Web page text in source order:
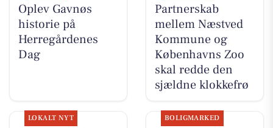
Oplev Gavnøs
historie på
Herregårdenes
Dag
Partnerskab
mellem Næstved
Kommune og
Københavns Zoo
skal redde den
sjældne klokkefrø
LOKALT NYT BOLIGMARKED